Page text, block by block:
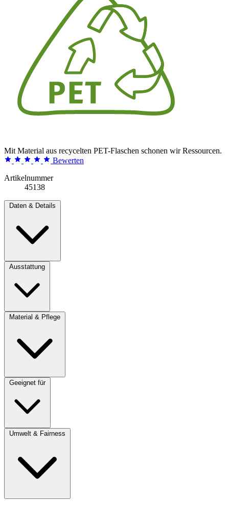
Mit Material aus recycelten PET-Flaschen schonen wir Ressourcen.
Bewerten
Artikelnummer
45138
Daten & Details
Ausstattung
Material & Pflege
Geeignet für
Umwelt & Fairness